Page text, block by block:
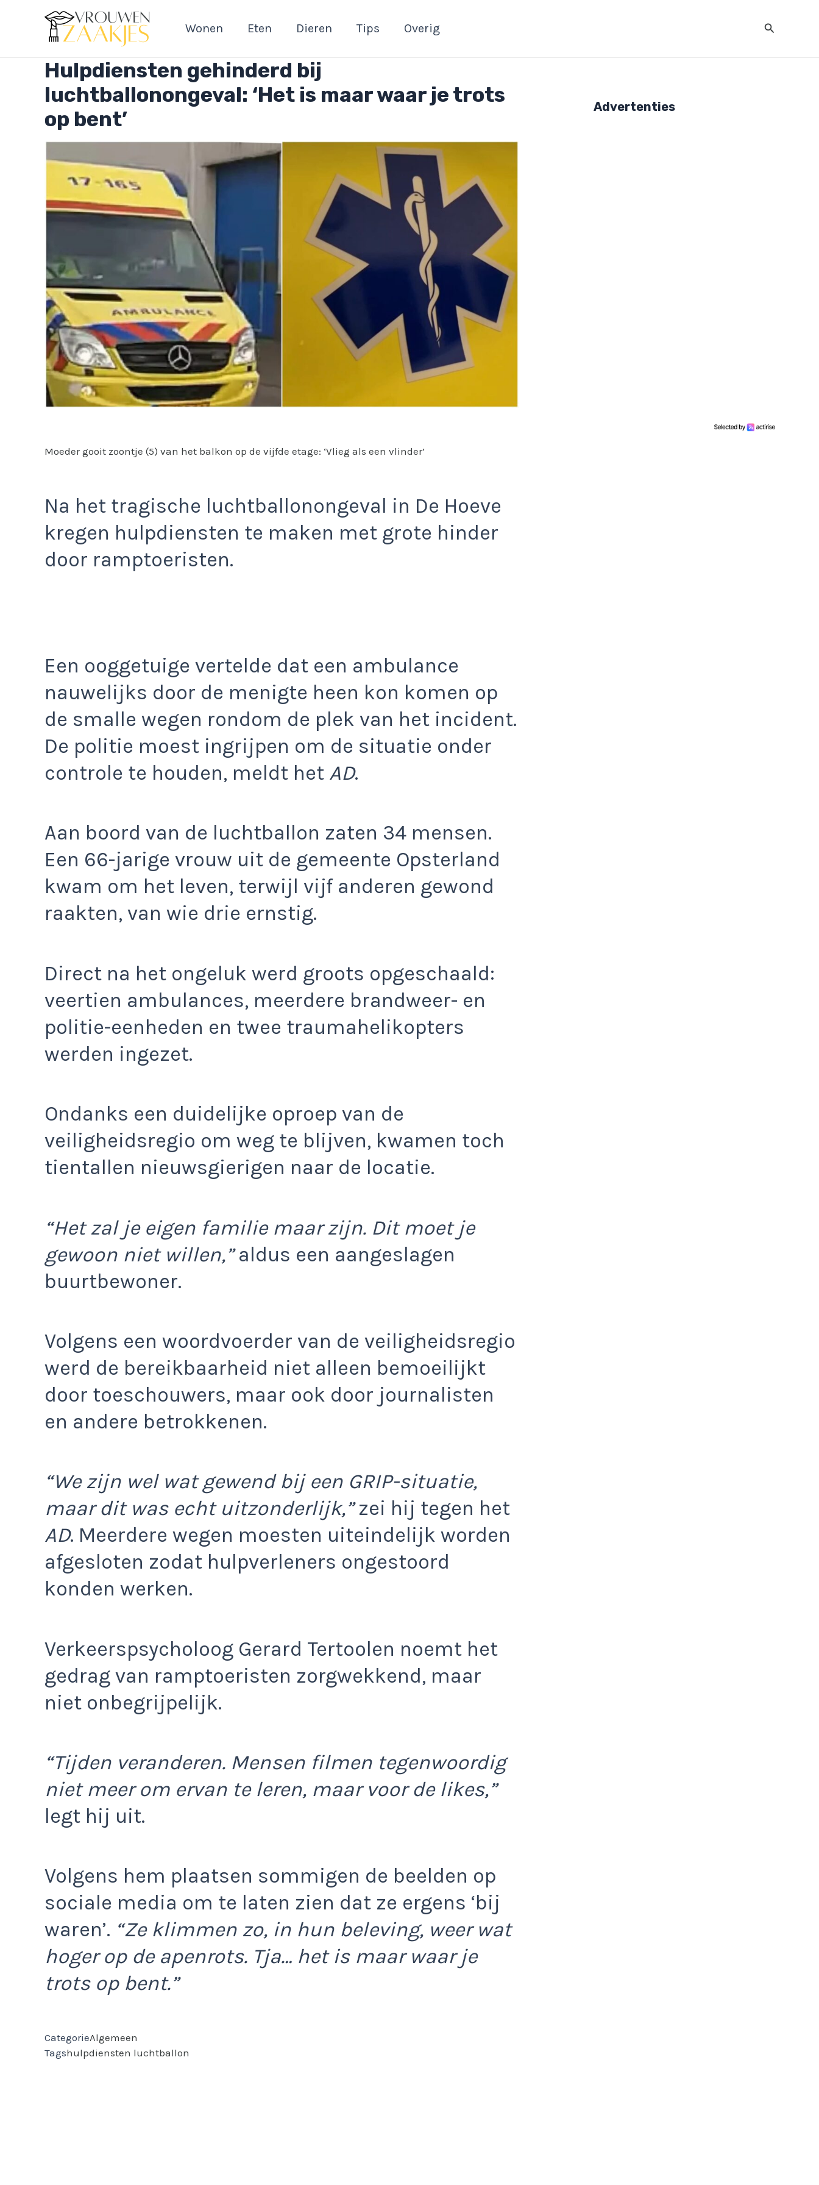
Wonen Eten Dieren Tips Overig Zoeken
Hulpdiensten gehinderd bij
luchtballonongeval: ‘Het is maar waar je trots
op bent’
Moeder gooit zoontje (5) van het balkon op de vijfde etage: ‘Vlieg als een vlinder’
Na het tragische luchtballonongeval in De Hoeve
kregen hulpdiensten te maken met grote hinder
door ramptoeristen.
Een ooggetuige vertelde dat een ambulance
nauwelijks door de menigte heen kon komen op
de smalle wegen rondom de plek van het incident.
De politie moest ingrijpen om de situatie onder
controle te houden, meldt het AD.
Aan boord van de luchtballon zaten 34 mensen.
Een 66-jarige vrouw uit de gemeente Opsterland
kwam om het leven, terwijl vijf anderen gewond
raakten, van wie drie ernstig.
Direct na het ongeluk werd groots opgeschaald:
veertien ambulances, meerdere brandweer- en
politie-eenheden en twee traumahelikopters
werden ingezet.
Ondanks een duidelijke oproep van de
veiligheidsregio om weg te blijven, kwamen toch
tientallen nieuwsgierigen naar de locatie.
“Het zal je eigen familie maar zijn. Dit moet je
gewoon niet willen,”aldus een aangeslagen
buurtbewoner.
Volgens een woordvoerder van de veiligheidsregio
werd de bereikbaarheid niet alleen bemoeilijkt
door toeschouwers, maar ook door journalisten
en andere betrokkenen.
“We zijn wel wat gewend bij een GRIP-situatie,
maar dit was echt uitzonderlijk,”zei hij tegen het
AD. Meerdere wegen moesten uiteindelijk worden
afgesloten zodat hulpverleners ongestoord
konden werken.
Verkeerspsycholoog Gerard Tertoolen noemt het
gedrag van ramptoeristen zorgwekkend, maar
niet onbegrijpelijk.
“Tijden veranderen. Mensen filmen tegenwoordig
niet meer om ervan te leren, maar voor de likes,”
legt hij uit.
Volgens hem plaatsen sommigen de beelden op
sociale media om te laten zien dat ze ergens ‘bij
waren’. “Ze klimmen zo, in hun beleving, weer wat
hoger op de apenrots. Tja… het is maar waar je
trots op bent.”
CategorieAlgemeen
Tagshulpdiensten luchtballon
Advertenties